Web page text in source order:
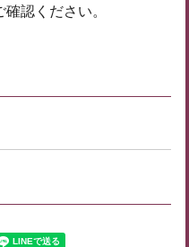
確認ください。